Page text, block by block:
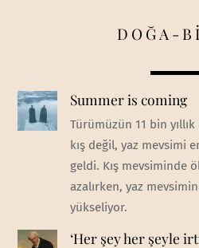
DOĞA-
Summer is coming
Türümüzün 11 bin
kış değil, yaz mevsimi
geldi. Kış mevsiminde
azalırken, yaz
yükseliyor.
‘Her şey her şeyle